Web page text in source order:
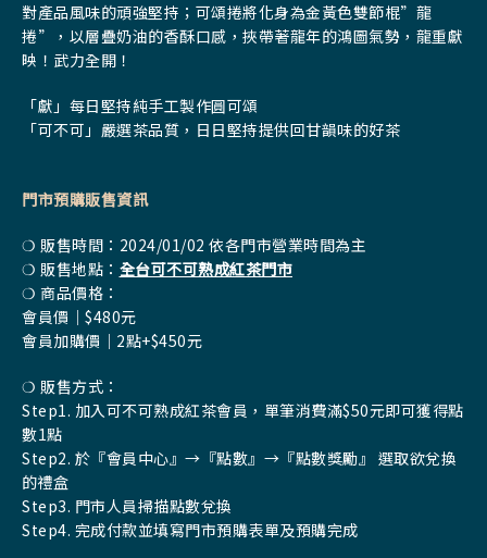
對產品風味的頑強堅持；可頌捲將化身為金黃色雙節棍”龍
捲”， 以層疊奶油的香酥口感，挾帶著龍年的鴻圖氣勢，龍重獻
映！武力全開！
「獻」每日堅持純手工製作圓可頌
「可不可」嚴選茶品質，日日堅持提供回甘韻味的好茶
門市預購販售資訊
❍ 販售時間：2024/01/02 依各門市營業時間為主
❍ 販售地點： 全台可不可熟成紅茶門市
❍ 商品價格：
會員價｜$480元
會員加購價｜2點+$450元
❍ 販售方式：
Step1. 加入可不可熟成紅茶會員，單筆消費滿$50元即可獲得點
數1點
Step2. 於『會員中心』→『點數』→『點數獎勵』 選取欲兌換
的禮盒
Step3. 門市人員掃描點數兌換
Step4. 完成付款並填寫門市預購表單及預購完成